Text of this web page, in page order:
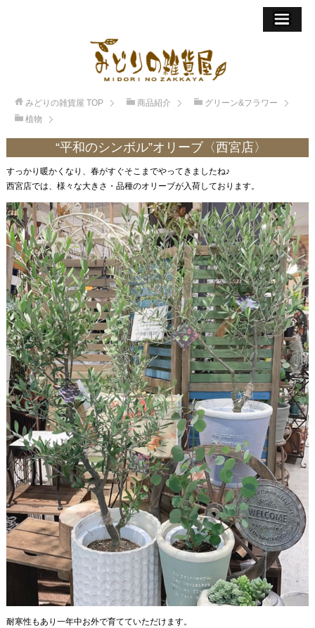
みどりの雑貨屋 TOP 商品紹介
グリーン&フラワー
植物
“平和のシンボル”オリーブ〈西宮店〉
すっかり暖かくなり、春がすぐそこまでやってきましたね♪
西宮店では、様々な大きさ・品種のオリーブが入荷しております。
耐寒性もあり一年中お外で育てていただけます。